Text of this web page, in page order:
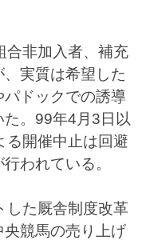
非加入者、補充
実質は希望した
ドックでの誘導
。99年4月3日以
る開催中止は回避
われている。
た厩舎制度改革
競馬の売り上げ